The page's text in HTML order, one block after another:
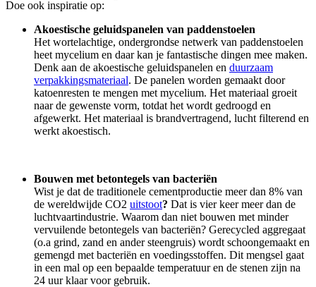
Doe ook inspiratie op:
Akoestische geluidspanelen van paddenstoelen
Het wortelachtige, ondergrondse netwerk van paddenstoelen
heet mycelium en daar kan je fantastische dingen mee maken.
Denk aan de akoestische geluidspanelen en duurzaam
verpakkingsmateriaal. De panelen worden gemaakt door
katoenresten te mengen met mycelium. Het materiaal groeit
naar de gewenste vorm, totdat het wordt gedroogd en
afgewerkt. Het materiaal is brandvertragend, lucht filterend en
werkt akoestisch.
Bouwen met betontegels van bacteriën
Wist je dat de traditionele cementproductie meer dan 8% van
de wereldwijde CO2 uitstoot? Dat is vier keer meer dan de
luchtvaartindustrie. Waarom dan niet bouwen met minder
vervuilende betontegels van bacteriën? Gerecycled aggregaat
(o.a grind, zand en ander steengruis) wordt schoongemaakt en
gemengd met bacteriën en voedingsstoffen. Dit mengsel gaat
in een mal op een bepaalde temperatuur en de stenen zijn na
24 uur klaar voor gebruik.